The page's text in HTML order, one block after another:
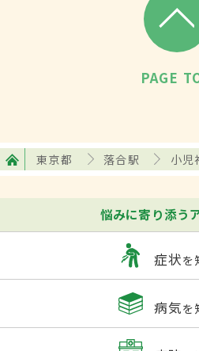
PAGE
東京都 落合駅 小児
悩みに寄り添う
症状を
病気を